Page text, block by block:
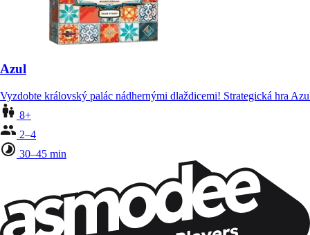
Azul
Vyzdobte královský palác nádhernými dlaždicemi! Strategická hra
8+
2–4
30–45 min
Zůstaňte v kontaktu!